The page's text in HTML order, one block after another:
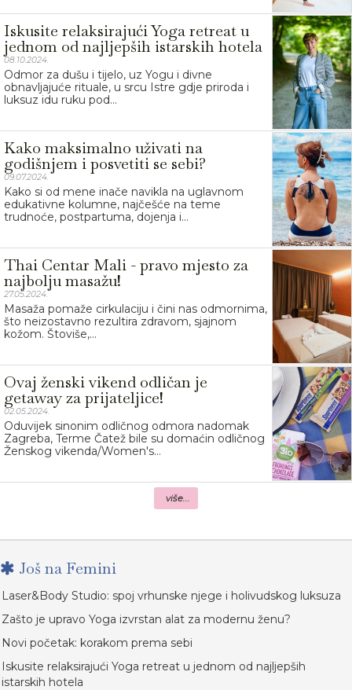
Iskusite relaksirajući Yoga retreat u
jednom od najljepših istarskih hotela
08.10.2024.
Odmor za dušu i tijelo, uz Yogu i divne
obnavljajuće rituale, u srcu Istre gdje priroda i
luksuz idu ruku pod...
Kako maksimalno uživati na
godišnjem i posvetiti se sebi?
09.07.2024.
Kako si od mene inače navikla na uglavnom
edukativne kolumne, najčešće na teme
trudnoće, postpartuma, dojenja i...
Thai Centar Mali - pravo mjesto za
najbolju masažu!
27.05.2024.
Masaža pomaže cirkulaciju i čini nas odmornima,
što neizostavno rezultira zdravom, sjajnom
kožom. Štoviše,...
Ovaj ženski vikend odličan je
getaway za prijateljice!
02.05.2024.
Oduvijek sinonim odličnog odmora nadomak
Zagreba, Terme Čatež bile su domaćin odličnog
Ženskog vikenda/Women's...
više...
Još na Femini
Laser&Body Studio: spoj vrhunske njege i holivudskog luksuza
Zašto je upravo Yoga izvrstan alat za modernu ženu?
Novi početak: korakom prema sebi
Iskusite relaksirajući Yoga retreat u jednom od najljepših
istarskih hotela